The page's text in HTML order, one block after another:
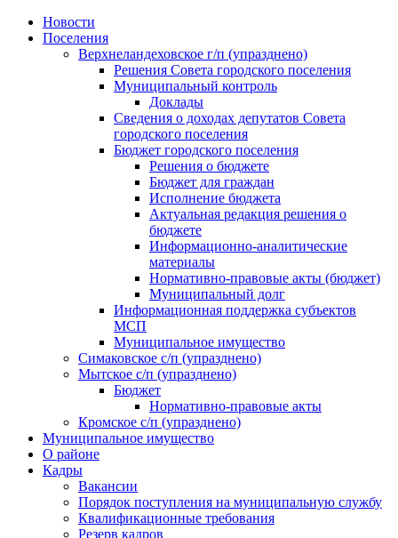
Skip
Новости
Поселения
Верхнеландеховское г/п (упразднено)
Решения Совета городского поселения
Муниципальный контроль
Доклады
Сведения о доходах депутатов Совета
городского поселения
Бюджет городского поселения
Решения о бюджете
Бюджет для граждан
Исполнение бюджета
Актуальная редакция решения о
бюджете
Информационно-аналитические
материалы
Нормативно-правовые акты (бюджет)
Муниципальный долг
Информационная поддержка субъектов
МСП
Муниципальное имущество
Симаковское с/п (упразднено)
Мытское с/п (упразднено)
Бюджет
Нормативно-правовые акты
Кромское с/п (упразднено)
Муниципальное имущество
О районе
Кадры
Вакансии
Порядок поступления на муниципальную службу
Квалификационные требования
Резерв кадров